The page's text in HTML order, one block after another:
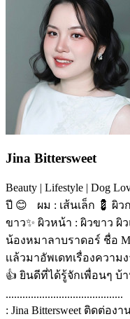
Jina Bittersweet
Beauty | Lifestyle | Dog
ปี 😊 ผม : เส้นเล็ก 💈 ผิว
ขาว✨ ผิวหน้า : ผิวขาว
น้องหมาลาบราดอร์ ชื่อ
เเล้วมาอัพเดทเรื่องควา
👍 ยินดีที่ได้รู้จักเพื่อนๆ
: Jina Bittersweet ติดต่องา